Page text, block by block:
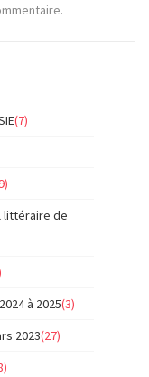
(7)
littéraire de
à 2025(3)
2023(27)